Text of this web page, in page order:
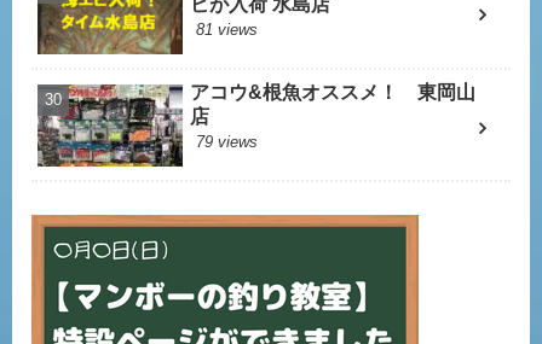
81 views
アコウ&根魚オススメ！ 東岡山
店
79 views